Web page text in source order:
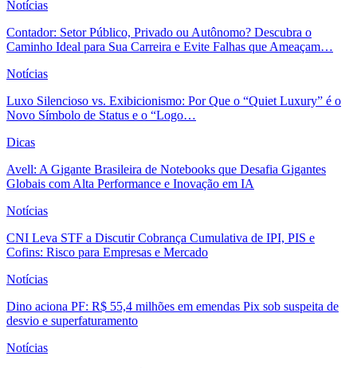
Notícias
Contador: Setor Público, Privado ou Autônomo? Descubra o
Caminho Ideal para Sua Carreira e Evite Falhas que Ameaçam…
Notícias
Luxo Silencioso vs. Exibicionismo: Por Que o “Quiet Luxury” é o
Novo Símbolo de Status e o “Logo…
Dicas
Avell: A Gigante Brasileira de Notebooks que Desafia Gigantes
Globais com Alta Performance e Inovação em IA
Notícias
CNI Leva STF a Discutir Cobrança Cumulativa de IPI, PIS e
Cofins: Risco para Empresas e Mercado
Notícias
Dino aciona PF: R$ 55,4 milhões em emendas Pix sob suspeita de
desvio e superfaturamento
Notícias